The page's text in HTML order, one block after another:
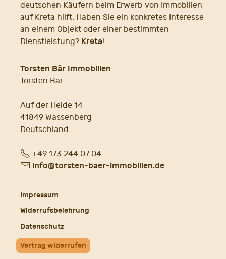
deutschen Käufern beim Erwerb von Immobilien
auf Kreta hilft. Haben Sie ein konkretes Interesse
an einem Objekt oder einer bestimmten
Dienstleistung? Kreta!
Torsten Bär Immobilien
Torsten Bär
Auf der Heide 14
41849 Wassenberg
Deutschland
Fon+49 173 244 07 04
E- info@torsten-baer-immobilien.de
Impressum
Widerrufsbelehrung
Datenschutz
Vertrag widerrufen